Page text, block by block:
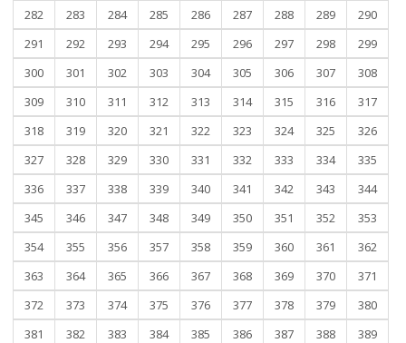
282
283 284 285 286 287 288 289
290
291
292 293 294 295 296 297 298
299
300
301 302 303 304 305 306 307
308
309
310 311 312 313 314 315 316
317
318
319 320 321 322 323 324 325
326
327
328 329 330 331 332 333 334
335
336
337 338 339 340 341 342 343
344
345
346 347 348 349 350 351 352
353
354
355 356 357 358 359 360 361
362
363
364 365 366 367 368 369 370
371
372
373 374 375 376 377 378 379
380
381
382 383 384 385 386 387 388
389